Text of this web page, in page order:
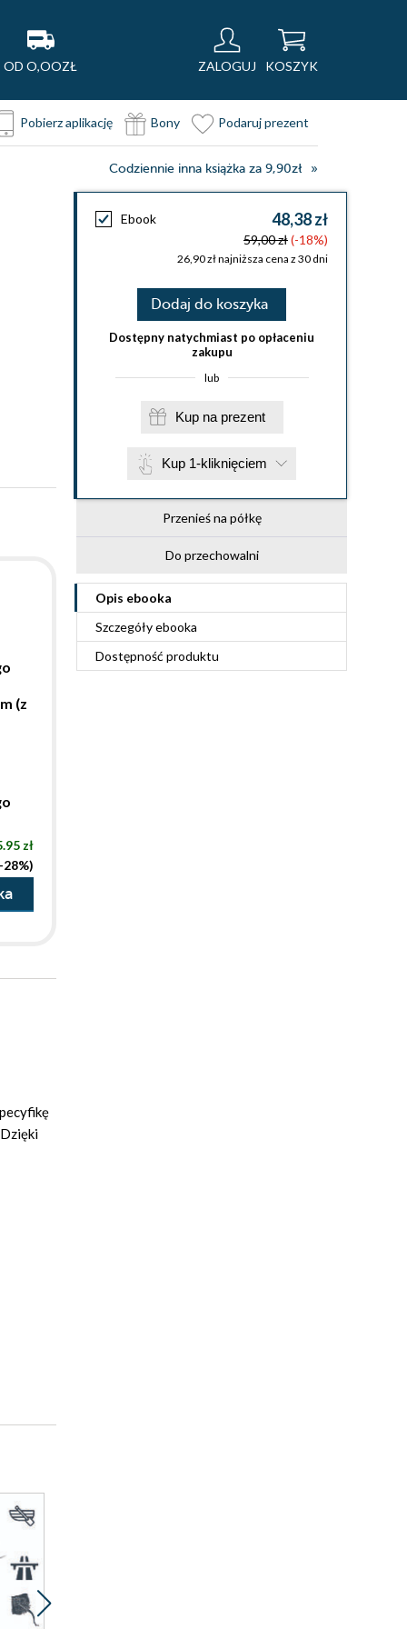
OD O,OOZŁ ZALOGUJ KOSZYK
Pobierz aplikację Bony Podaruj prezent
Codziennie inna książka za 9,90zł
Ebook 48,38 zł
59,00 zł(-18%)
26,90 zł najniższa cena z 30 dni
Dodaj do koszyka
Dostępny natychmiast po opłaceniu
zakupu
lub
Kup na prezent
Kup 1-kliknięciem
Przenieś na półkę
Do przechowalni
Opis ebooka
Szczegółyebooka
Dostępność produktu
(z
zł
28%)